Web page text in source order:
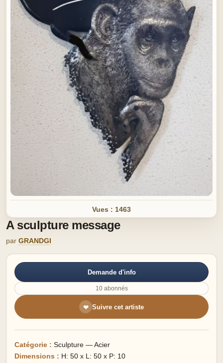
Vues : 1463
A sculpture message
par GRANDGI
Demande d'info
10 abonnés
❤ Suivre cet artiste
Catégorie : Sculpture — Acier
Dimensions : H: 50 x L: 50 x P: 10